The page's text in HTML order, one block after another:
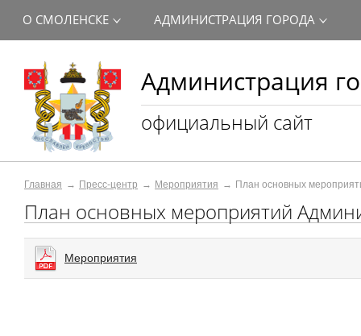
Администрация
официальный сайт
О СМОЛЕНСКЕ АДМИНИСТРАЦИЯ ГОРОДА
Главная Пресс-центр Мероприятия План основных
План основных мероприятий
Мероприятия